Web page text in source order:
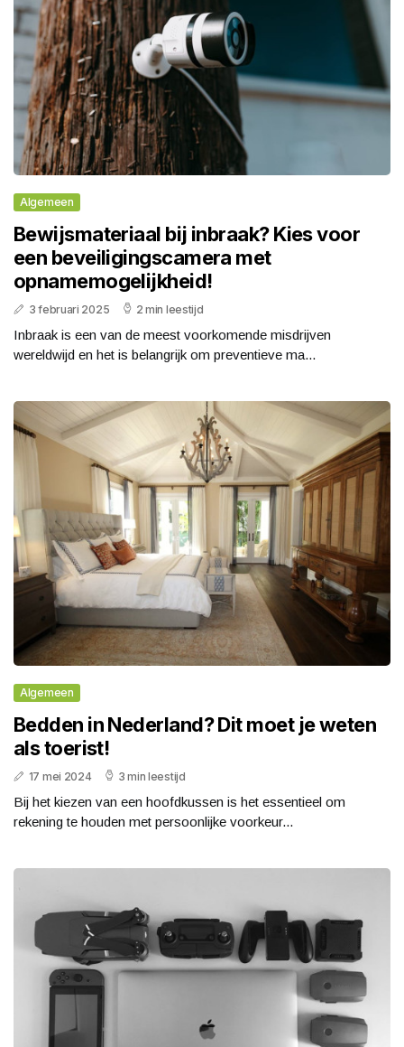
Algemeen
Bewijsmateriaal bij inbraak? Kies voor
een beveiligingscamera met
opnamemogelijkheid!
3 februari 2025 2 min leestijd
Inbraak is een van de meest voorkomende misdrijven
wereldwijd en het is belangrijk om preventieve ma...
Algemeen
Bedden in Nederland? Dit moet je weten
als toerist!
17 mei 2024 3 min leestijd
Bij het kiezen van een hoofdkussen is het essentieel om
rekening te houden met persoonlijke voorkeur...